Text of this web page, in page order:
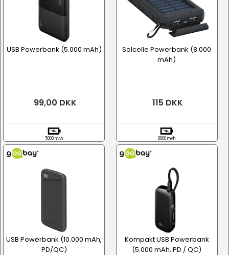
USB Powerbank (5.000 mAh)
99,00 DKK
5000 mAh
Solcelle Powerbank (8.000
mAh)
115 DKK
8000 mAh
USB Powerbank (10.000 mAh,
PD/QC)
Kompakt USB Powerbank
(5.000 mAh, PD / QC)